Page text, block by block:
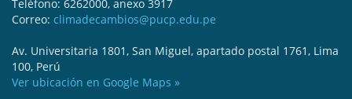
Teléfono: 6262000, anexo 3917
Correo: climadecambios@pucp.edu.pe
Av. Universitaria 1801, San Miguel, apartado postal 1761, Lima
100, Perú
Ver ubicación en Google Maps »